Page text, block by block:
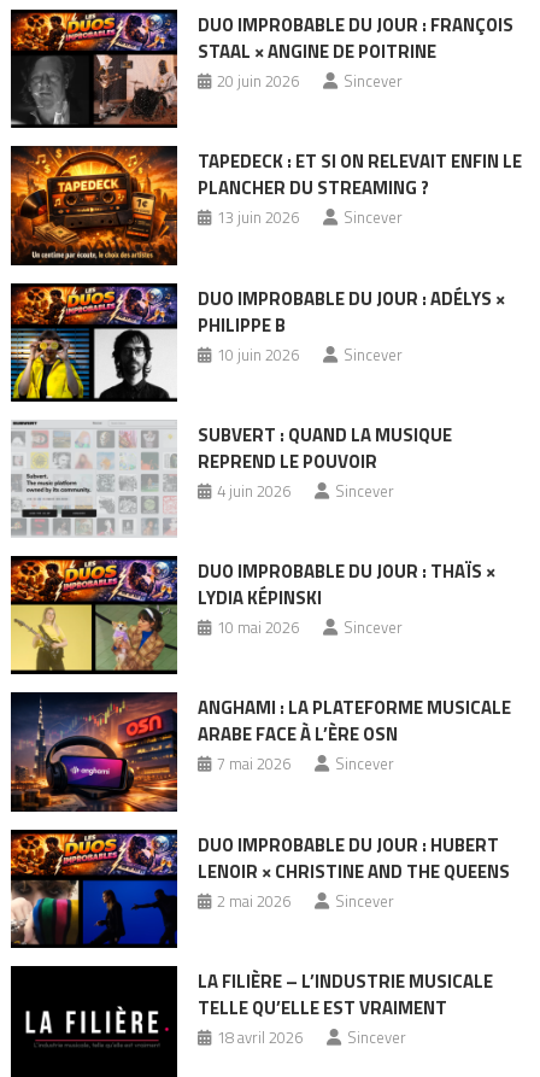
DUO IMPROBABLE DU JOUR : FRANÇOIS
STAAL × ANGINE DE POITRINE
20 juin 2026 Sincever
TAPEDECK : ET SI ON RELEVAIT ENFIN LE
PLANCHER DU STREAMING ?
13 juin 2026 Sincever
DUO IMPROBABLE DU JOUR : ADÉLYS ×
PHILIPPE B
10 juin 2026 Sincever
SUBVERT : QUAND LA MUSIQUE
REPREND LE POUVOIR
4 juin 2026 Sincever
DUO IMPROBABLE DU JOUR : THAÏS ×
LYDIA KÉPINSKI
10 mai 2026 Sincever
ANGHAMI : LA PLATEFORME MUSICALE
ARABE FACE À L’ÈRE OSN
7 mai 2026 Sincever
DUO IMPROBABLE DU JOUR : HUBERT
LENOIR × CHRISTINE AND THE QUEENS
2 mai 2026 Sincever
LA FILIÈRE – L’INDUSTRIE MUSICALE
TELLE QU’ELLE EST VRAIMENT
18 avril 2026 Sincever